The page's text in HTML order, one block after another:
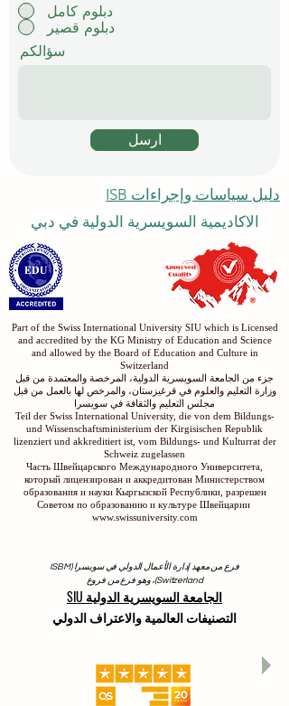
دبلوم كامل
دبلوم قصير
سؤالكم
ارسل
دليل سياسات وإجراءات ISB
الاكاديمية السويسرية الدولية في دبي
Part of the Swiss International University SIU which is Licensed
and accredited by the KG Ministry of Education and Science
and allowed by the Board of Education and Culture in
Switzerland
جزء من الجامعة السويسرية الدولية، المرخصة والمعتمدة من قبل
وزارة التعليم والعلوم في قرغيزستان، والمرخص لها بالعمل من قبل
مجلس التعليم والثقافة في سويسرا
Teil der Swiss International University, die von dem Bildungs-
und Wissenschaftsministerium der Kirgisischen Republik
lizenziert und akkreditiert ist, vom Bildungs- und Kulturrat der
Schweiz zugelassen
Часть Швейцарского Международного Университета,
который лицензирован и аккредитован Министерством
образования и науки Кыргызской Республики, разрешен
Советом по образованию и культуре Швейцарии
www.swissuniversity.com
فرع من معهد إدارة الأعمال الدولي في سويسرا (ISBM
Switzerland)، وهو فرع من فروع
الجامعة السويسرية الدولية SIU
التصنيفات العالمية والاعتراف الدولي